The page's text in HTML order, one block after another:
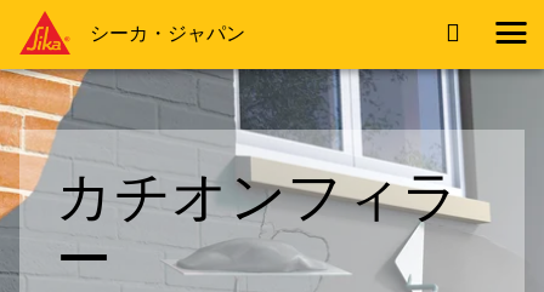
シーカ・ジャパン
カチオンフィラ
ー